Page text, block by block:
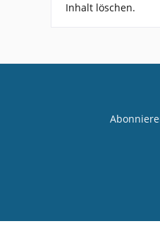
Inhalt löschen.